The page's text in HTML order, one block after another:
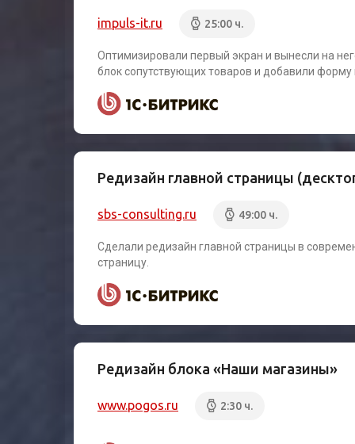
impuls-it.ru 25:00 ч.
Оптимизировали первый экран и вынесли на
блок сопутствующих товаров и добавили форму
Редизайн главной страницы
sbs-consulting.ru 49:00 ч.
Сделали редизайн главной страницы в
страницу.
Редизайн блока «Наши магазины»
www.pogos.ru 2:30 ч.